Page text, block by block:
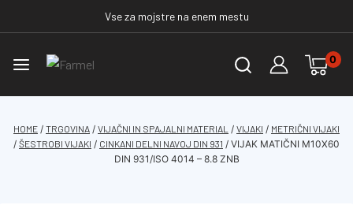
Vse za mojstre na enem mestu
0
HOME / TRGOVINA / VIJAČNI IN SPAJALNI MATERIAL / VIJAKI / METRIČNI VIJAKI
/ ŠESTROBI VIJAKI / CINKANI DELNI NAVOJ DIN 931 / VIJAK MATIČNI M10X60
DIN 931/ISO 4014 – 8.8 ZNB